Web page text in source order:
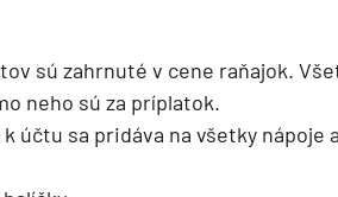
sú zahrnuté v cene raňajok.
neho sú za príplatok.
účtu sa pridáva na všetky nápoje